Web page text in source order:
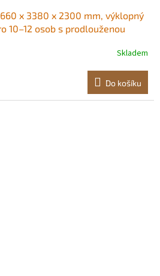
x 3380 x 2300 mm, výklopný
10–12 osob s prodlouženou
pro terasu, venkovní aktivity,
horní opora Snadno
Skladem
Do košíku